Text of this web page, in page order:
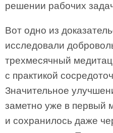
решении рабочих
Вот одно из
исследовали
трехмесячный
с практикой
Значительное
заметно уже в первый
и сохранилось даже